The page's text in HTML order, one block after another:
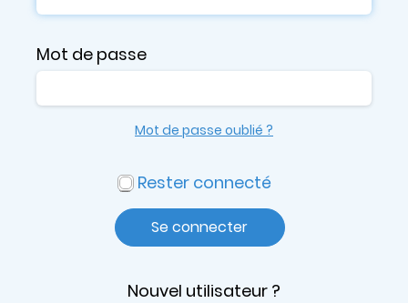
Mot de passe
Rester connecté
Se connecter
Mot de passe oublié ?
Nouvel utilisateur ?